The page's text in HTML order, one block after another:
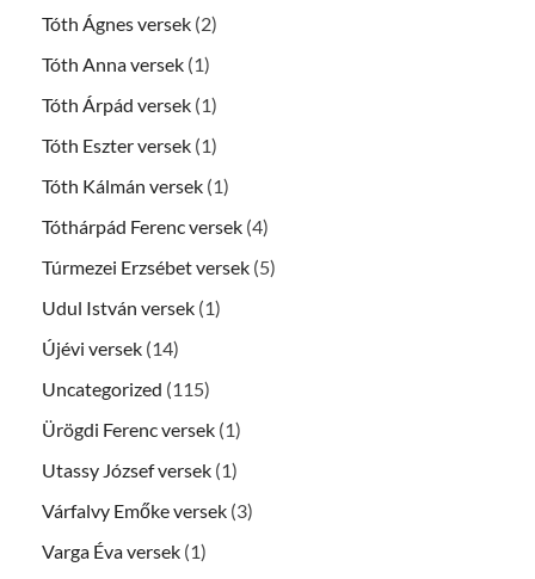
Tóth Ágnes versek (2)
Tóth Anna versek (1)
Tóth Árpád versek (1)
Tóth Eszter versek (1)
Tóth Kálmán versek (1)
Tóthárpád Ferenc versek (4)
Túrmezei Erzsébet versek (5)
Udul István versek (1)
Újévi versek (14)
Uncategorized (115)
Ürögdi Ferenc versek (1)
Utassy József versek (1)
Várfalvy Emőke versek (3)
Varga Éva versek (1)